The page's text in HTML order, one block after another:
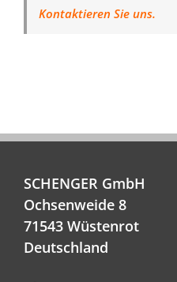
Kontaktieren Sie uns.
SCHENGER GmbH
Ochsenweide 8
71543 Wüstenrot
Deutschland